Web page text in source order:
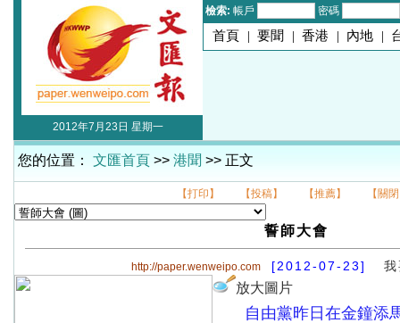
檢索: 帳戶 密碼
首頁 | 要聞 | 香港 | 內地 |
2012年7月23日 星期一
您的位置： 文匯首頁 >> 港聞 >> 正文
【打印】 【投稿】 【推薦】 【關
誓師大會
http://paper.wenweipo.com [2012-07-23]
放大圖片
自由黨昨日在金鐘添